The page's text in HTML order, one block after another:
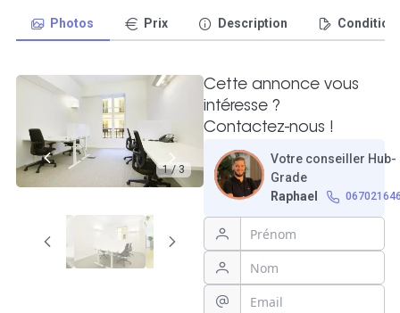
Photos Prix Description
1 / 3
Cette annonce vous
intéresse ?
Contactez-nous !
Votre conseiller Hub-
Grade
Raphael